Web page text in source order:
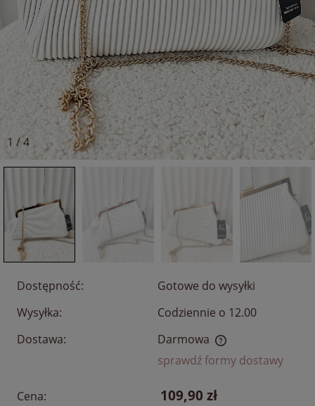
1 /4
Dostępność:
Gotowe do wysyłki
Wysyłka:
Codziennie o 12.00
Dostawa:
Darmowa
Cena nie zawiera ewentualnych kosztów płatności
sprawdź formy dostawy
Cena: 109,90 zł